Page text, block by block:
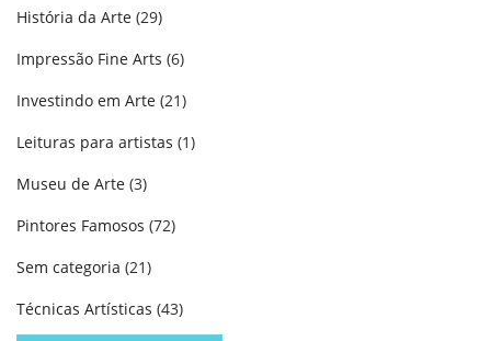
História da Arte (29)
Impressão Fine Arts (6)
Investindo em Arte (21)
Leituras para artistas (1)
Museu de Arte (3)
Pintores Famosos (72)
Sem categoria (21)
Técnicas Artísticas (43)